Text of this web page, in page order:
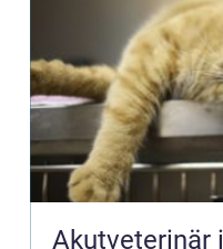
Akutveterinär i